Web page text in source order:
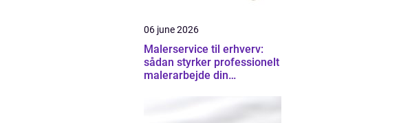
06 june 2026
Malerservice til erhverv:
sådan styrker professionelt
malerarbejde din